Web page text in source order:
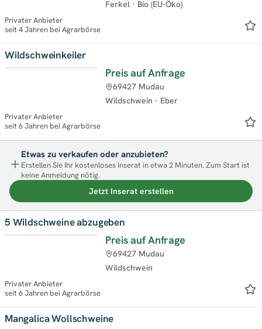
Ferkel · Bio (EU-Öko)
Privater Anbieter
seit 4 Jahren bei Agrarbörse
Wildschweinkeiler
Preis auf Anfrage
Wildschwein · Eber
69427 Mudau
Privater Anbieter
seit 6 Jahren bei Agrarbörse
Etwas zu verkaufen oder anzubieten?
Erstellen Sie Ihr kostenloses Inserat in etwa 2 Minuten. Zum Start ist
keine Anmeldung nötig.
Jetzt Inserat erstellen
5 Wildschweine abzugeben
Preis auf Anfrage
Wildschwein
69427 Mudau
Privater Anbieter
seit 6 Jahren bei Agrarbörse
Mangalica Wollschweine